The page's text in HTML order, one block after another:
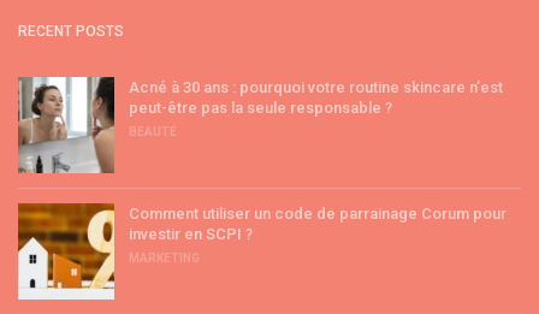
RECENT POSTS
Acné à 30 ans : pourquoi votre routine skincare n’est
peut-être pas la seule responsable ?
BEAUTÉ
Comment utiliser un code de parrainage Corum pour
investir en SCPI ?
MARKETING